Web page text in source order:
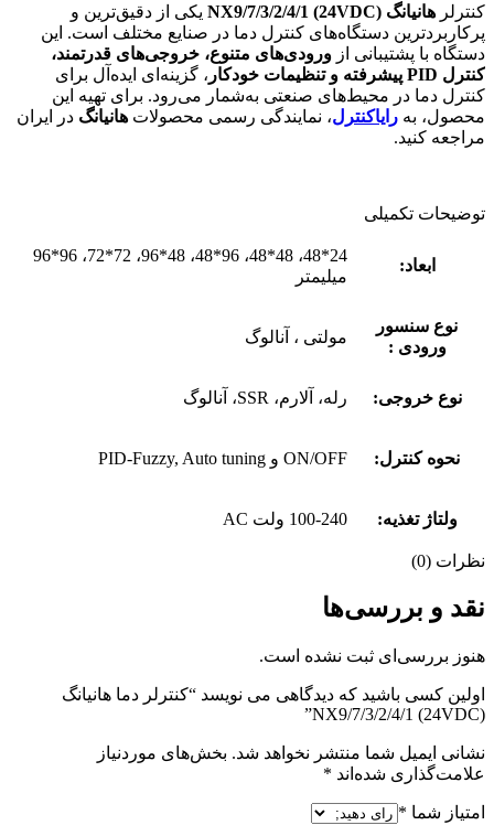
کنترلر هانیانگ NX9/7/3/2/4/1 (24VDC)
یکی از دقیق‌ترین و
پرکاربردترین دستگاه‌های کنترل دما در صنایع مختلف است. این
دستگاه با پشتیبانی از ورودی‌های متنوع، خروجی‌های قدرتمند،
کنترل PID پیشرفته و تنظیمات خودکار
، گزینه‌ای ایده‌آل برای
کنترل دما در محیط‌های صنعتی به‌شمار می‌رود. برای تهیه این
محصول، به رایاکنترل، نمایندگی رسمی محصولات هانیانگ در ایران
مراجعه کنید.
توضیحات تکمیلی
ابعاد:
24*48، 48*48، 96*48، 48*96، 72*72، 96*96
میلیمتر
نوع سنسور
ورودی :
مولتی ، آنالوگ
نوع خروجی: رله، آلارم، SSR، آنالوگ
نحوه کنترل: ON/OFF و PID-Fuzzy, Auto tuning
ولتاژ تغذیه: 100-240 ولت AC
نظرات (0)
نقد و بررسی‌ها
هنوز بررسی‌ای ثبت نشده است.
اولین کسی باشید که دیدگاهی می نویسد “کنترلر دما هانیانگ
NX9/7/3/2/4/1 (24VDC)”
نشانی ایمیل شما منتشر نخواهد شد. بخش‌های موردنیاز
علامت‌گذاری شده‌اند *
امتیاز شما *